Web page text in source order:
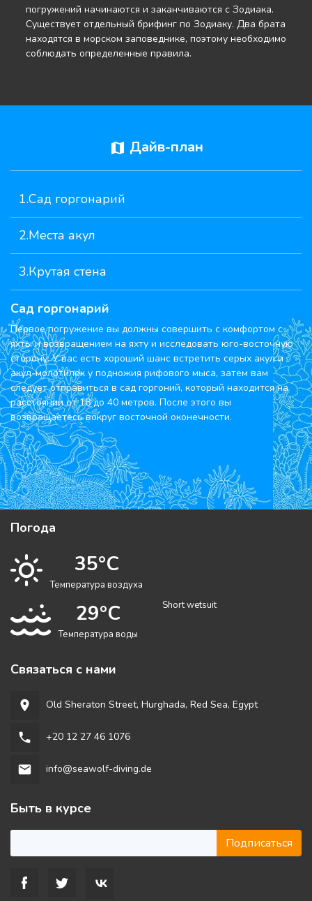
погружений начинаются и заканчиваются с Зодиака.
Существует отдельный брифинг по Зодиаку. Два брата
находятся в морском заповеднике, поэтому необходимо
соблюдать определенные правила.
map Дайв-план
1.Сад горгонарий
2.Места акул
3.Крутая стена
Сад горгонарий
Первое погружение вы должны совершить с комфортом с
яхты и возвращением на яхту и исследовать юго-восточную
сторону. У вас есть хороший шанс встретить серых акул и
акул-молотилок у подножия рифового мыса, затем вам
следует отправиться в сад горгоний, который находится на
расстоянии от 18 до 40 метров. После этого вы
возвращаетесь вокруг восточной оконечности.
Погода
35°C
Температура воздуха
29°C
Температура воды
Short wetsuit
Связаться с нами
room Old Sheraton Street, Hurghada, Red Sea, Egypt
phone +20 12 27 46 1076
email info@seawolf-diving.de
Быть в курсе
Подписаться